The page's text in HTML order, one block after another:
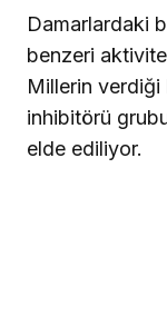
Damarlardaki
benzeri
Millerin
inhibitörü
elde ediliyor.